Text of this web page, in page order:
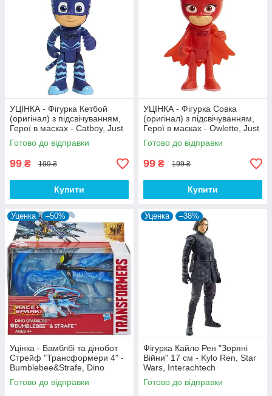
УЦІНКА - Фігурка Кетбой
(оригінал) з підсвічуванням,
Герої в масках - Catboy, Just
Play
Готово до відправки
99 ₴ 199 ₴
Купити
УЦІНКА - Фігурка Cовка
(оригінал) з підсвічуванням,
Герої в масках - Owlette, Just
Play
Готово до відправки
99 ₴ 199 ₴
Купити
Уценка –50%
Уцінка - Бамблбі та дінобот
Стрейф "Трансформери 4" -
Bumblebee&Strafe, Dino
Sparklers, TF4, Hasbro
Готово до відправки
Уценка –38%
Фігурка Кайло Рен "Зоряні
Війни" 17 см - Kylo Ren, Star
Wars, Interachtech
Готово до відправки